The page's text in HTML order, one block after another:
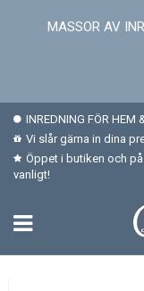
MASSOR AV
INREDNING FÖR HEM
Vi slår gärna in dina
Öppet i butiken och
vanligt!